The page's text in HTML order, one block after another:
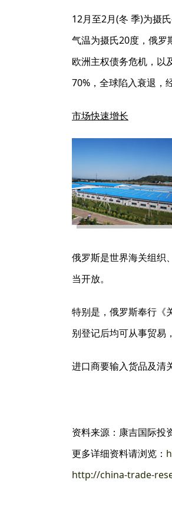
12月至2月(冬 季)为摄
气温为摄氏20度，俄罗
欧洲主权债务危机，以
70%，全球陷入衰退，
市场快速增长
俄罗斯是世界海关组织
当开放。
特别是，俄罗斯奉行《
别登记后均可从事贸易
进口商要输入货品及清
资料来源：康吉国际投
更多详细资料请浏览：
http://china-trade-